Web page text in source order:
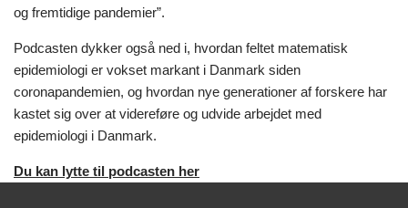
og fremtidige pandemier”.
Podcasten dykker også ned i, hvordan feltet matematisk
epidemiologi er vokset markant i Danmark siden
coronapandemien, og hvordan nye generationer af forskere har
kastet sig over at videreføre og udvide arbejdet med
epidemiologi i Danmark.
Du kan lytte til podcasten her